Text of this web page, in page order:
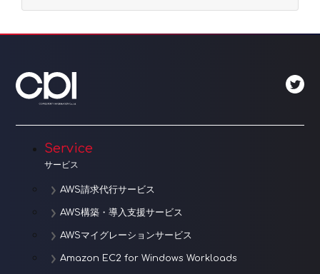
Service
サービス
AWS請求代行サービス
AWS構築・導入支援サービス
AWSマイグレーションサービス
Amazon EC2 for Windows Workloads